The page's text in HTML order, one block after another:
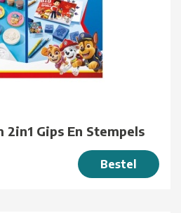
Gips En Stempels
Bestel